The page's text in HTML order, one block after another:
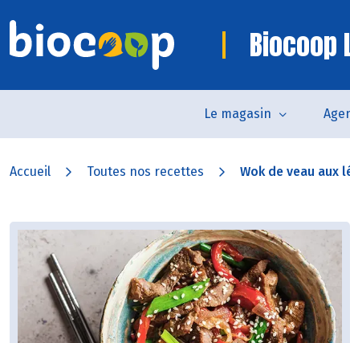
Biocoop
Le magasin
Accueil Toutes nos recettes Wok de veau aux